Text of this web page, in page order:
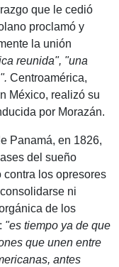
que le cedió
proclamó y
la unión
reunida", "una
Centroamérica,
México, realizó su
por Morazán.
Panamá, en 1826,
del sueño
contra los opresores
ni
de los
"es tiempo ya de que
que unen entre
antes